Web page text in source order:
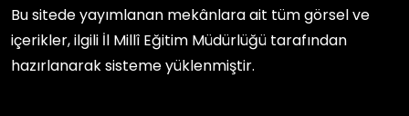
Bu sitede yayımlanan mekânlara ait tüm görsel ve
içerikler, ilgili İl Millî Eğitim Müdürlüğü tarafından
hazırlanarak sisteme yüklenmiştir.